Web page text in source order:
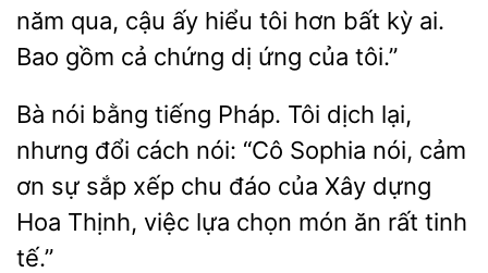
năm qua, cậu ấy hiểu tôi
bất kỳ ai.
Bao gồm cả
dị ứng của tôi.”
Bà nói bằng
Pháp. Tôi dịch lại,
nhưng đổi cách nói: “Cô Sophia nói, cảm
ơn
sắp xếp chu đáo của Xây dựng
Hoa Thịnh, việc
chọn món ăn rất tinh
tế.”